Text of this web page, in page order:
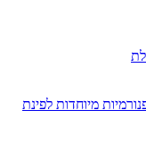
מיוחדות לפינת